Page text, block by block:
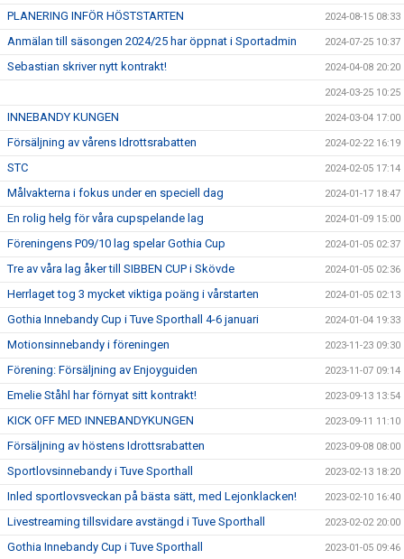
PLANERING INFÖR HÖSTSTARTEN 2024-08-15 08:33
Anmälan till säsongen 2024/25 har öppnat i Sportadmin 2024-07-25 10:37
Sebastian skriver nytt kontrakt! 2024-04-08 20:20
2024-03-25 10:25
INNEBANDY KUNGEN 2024-03-04 17:00
Försäljning av vårens Idrottsrabatten 2024-02-22 16:19
STC 2024-02-05 17:14
Målvakterna i fokus under en speciell dag 2024-01-17 18:47
En rolig helg för våra cupspelande lag 2024-01-09 15:00
Föreningens P09/10 lag spelar Gothia Cup 2024-01-05 02:37
Tre av våra lag åker till SIBBEN CUP i Skövde 2024-01-05 02:36
Herrlaget tog 3 mycket viktiga poäng i vårstarten 2024-01-05 02:13
Gothia Innebandy Cup i Tuve Sporthall 4-6 januari 2024-01-04 19:33
Motionsinnebandy i föreningen 2023-11-23 09:30
Förening: Försäljning av Enjoyguiden 2023-11-07 09:14
Emelie Ståhl har förnyat sitt kontrakt! 2023-09-13 13:54
KICK OFF MED INNEBANDYKUNGEN 2023-09-11 11:10
Försäljning av höstens Idrottsrabatten 2023-09-08 08:00
Sportlovsinnebandy i Tuve Sporthall 2023-02-13 18:20
Inled sportlovsveckan på bästa sätt, med Lejonklacken! 2023-02-10 16:40
Livestreaming tillsvidare avstängd i Tuve Sporthall 2023-02-02 20:00
Gothia Innebandy Cup i Tuve Sporthall 2023-01-05 09:46